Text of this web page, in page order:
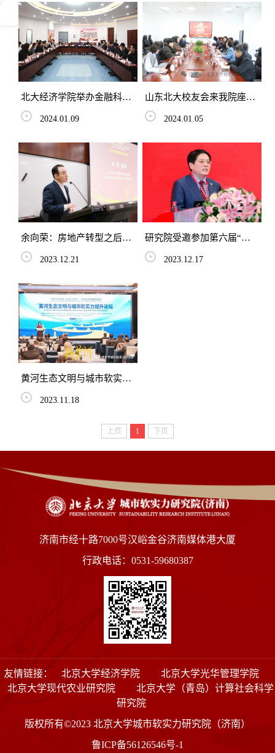
北大经济学院举办金融科技
与数字金融发展研讨会暨北
京大学金融科技实验班项
2024.01.09
山东北大校友会来我院座谈
交流
2024.01.05
余向荣：房地产转型之后，
中国经济增长靠什么？丨金
融前沿讲堂第118期
2023.12.21
研究院受邀参加第六届“中
国百所大学经济学院院长论
坛”暨“首届孙尚清发展知...
2023.12.17
黄河生态文明与城市软实力
提升论坛举行，众多专家学
者交流观点贡献智慧
2023.11.18
上页 1 下页
济南市经十路7000号汉峪金谷济南媒体港大厦
行政电话：0531-59680387
友情链接： 北京大学经济学院
北京大学光华管理学院
北京大学现代农业研究院
北京大学（青岛）计算社会科学
研究院
版权所有©2023 北京大学城市软实力研究院（济南）
鲁ICP备56126546号-1